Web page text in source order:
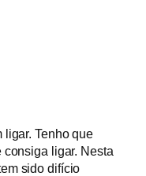
ligar. Tenho que
ligar. Nesta
sido difício